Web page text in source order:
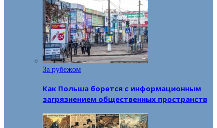
За рубежом
Как Польша борется с информационным
загрязнением общественных пространств